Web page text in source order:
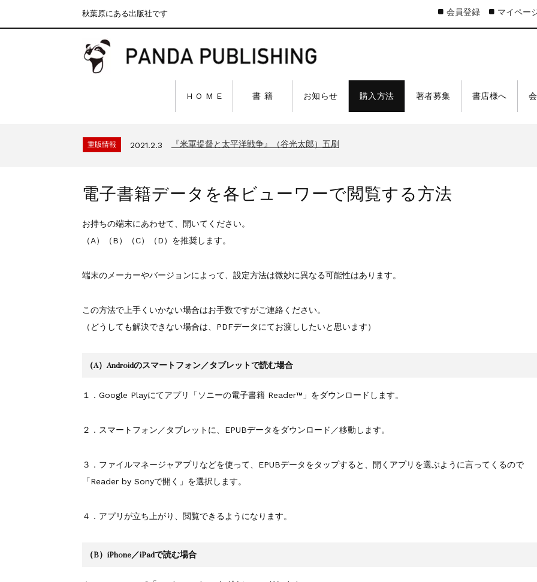
秋葉原にある出版社です
H O M E 書 籍 お知らせ 購入方法 著者募集 書店様へ
会員登録 マイペー
『F-2超入門』（関 賢太郎）三刷
重版情報 2021.2.3 『米軍提督と太平洋戦争』（谷光太郎）五刷
重版情報 2020.12.18 『F-2超入門』（関 賢太郎）三刷
重版情報 2021.2.3 『米軍提督と太平洋戦争』（谷光太郎）五刷
重版情報 2020.12.18 『「砲兵」から見た世界大戦』（古峰文三）八刷
重版情報 2020.12.18 『F-2超入門』（関 賢太郎）三刷
電子書籍データを各ビューワーで閲覧する方法
お持ちの端末にあわせて、開いてください。
（A）（B）（C）（D）を推奨します。
端末のメーカーやバージョンによって、設定方法は微妙に異なる可能性はあります。
この方法で上手くいかない場合はお手数ですがご連絡ください。
（どうしても解決できない場合は、PDFデータにてお渡ししたいと思います）
（A）Androidのスマートフォン／タブレットで読む場合
１．Google Playにてアプリ「ソニーの電子書籍 Reader™」をダウンロードします。
２．スマートフォン／タブレットに、EPUBデータをダウンロード／移動します。
３．ファイルマネージャアプリなどを使って、EPUBデータをタップすると、開くアプリを選ぶように言ってくるので
「Reader by Sonyで開く」を選択します。
４．アプリが立ち上がり、閲覧できるようになります。
（B）iPhone／iPadで読む場合